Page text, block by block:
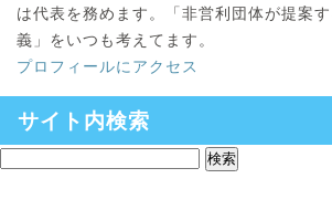
は代表を務めます。「非営利団体が提案
義」をいつも考えてます。
プロフィールにアクセス
サイト内検索